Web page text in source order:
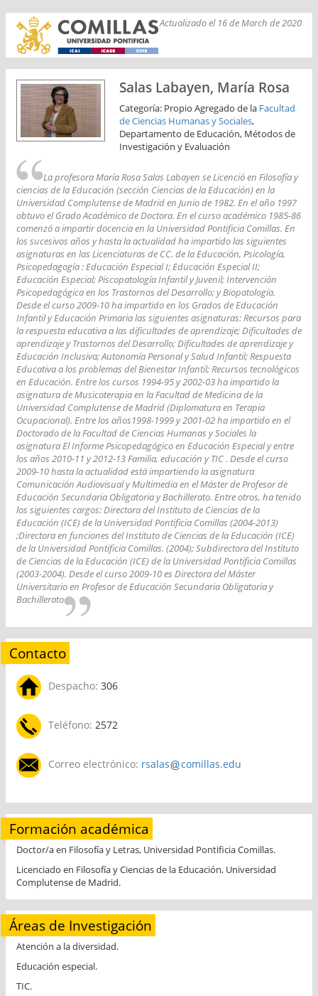
Actualizado el 16 de March de 2020
Salas Labayen, María Rosa
Categoría: Propio Agregado de la Facultad
de Ciencias Humanas y Sociales,
Departamento de Educación, Métodos de
Investigación y Evaluación
La profesora María Rosa Salas Labayen se Licenció en Filosofía y
ciencias de la Educación (sección Ciencias de la Educación) en la
Universidad Complutense de Madrid en Junio de 1982. En el año 1997
obtuvo el Grado Académico de Doctora. En el curso académico 1985-86
comenzó a impartir docencia en la Universidad Pontificia Comillas. En
los sucesivos años y hasta la actualidad ha impartido las siguientes
asignaturas en las Licenciaturas de CC. de la Educación, Psicología,
Psicopedagogía : Educación Especial I; Educación Especial II;
Educación Especial; Piscopatología Infantil y Juvenil; Intervención
Psicopedagógica en los Trastornos del Desarrollo; y Biopatología.
Desde el curso 2009-10 ha impartido en los Grados de Educación
Infantil y Educación Primaria las siguientes asignaturas: Recursos para
la respuesta educativa a las dificultades de aprendizaje; Dificultades de
aprendizaje y Trastornos del Desarrollo; Dificultades de aprendizaje y
Educación Inclusiva; Autonomía Personal y Salud Infantil; Respuesta
Educativa a los problemas del Bienestar Infantil; Recursos tecnológicos
en Educación. Entre los cursos 1994-95 y 2002-03 ha impartido la
asignatura de Musicoterapia en la Facultad de Medicina de la
Universidad Complutense de Madrid (Diplomatura en Terapia
Ocupacional). Entre los años1998-1999 y 2001-02 ha impartido en el
Doctorado de la Facultad de Ciencias Humanas y Sociales la
asignatura El Informe Psicopedagógico en Educación Especial y entre
los años 2010-11 y 2012-13 Familia, educación y TIC . Desde el curso
2009-10 hasta la actualidad está impartiendo la asignatura
Comunicación Audiovisual y Multimedia en el Máster de Profesor de
Educación Secundaria Obligatoria y Bachillerato. Entre otros, ha tenido
los siguientes cargos: Directora del Instituto de Ciencias de la
Educación (ICE) de la Universidad Pontificia Comillas (2004-2013)
;Directora en funciones del Instituto de Ciencias de la Educación (ICE)
de la Universidad Pontificia Comillas. (2004); Subdirectora del Instituto
de Ciencias de la Educación (ICE) de la Universidad Pontificia Comillas
(2003-2004). Desde el curso 2009-10 es Directora del Máster
Universitario en Profesor de Educación Secundaria Obligatoria y
Bachillerato
Contacto
Despacho: 306
Teléfono: 2572
Correo electrónico: rsalas comillas.edu
Formación académica
Doctor/a en Filosofía y Letras, Universidad Pontificia Comillas.
Licenciado en Filosofía y Ciencias de la Educación, Universidad
Complutense de Madrid.
Áreas de Investigación
Atención a la diversidad.
Educación especial.
TIC.